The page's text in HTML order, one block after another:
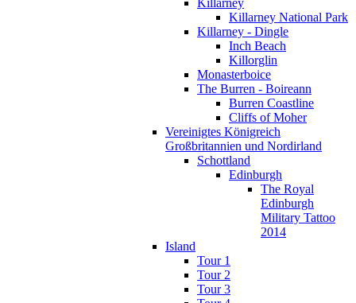
Killarney National Park
Killarney - Dingle
Inch Beach
Killorglin
Monasterboice
The Burren - Boireann
Burren Coastline
Cliffs of Moher
Vereinigtes Königreich
Großbritannien und Nordirland
Schottland
Edinburgh
The Royal
Edinburgh
Military Tattoo
2014
Island
Tour 1
Tour 2
Tour 3